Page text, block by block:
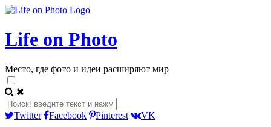
Life on Photo
Место, где фото и идеи расширяют мир
Twitter Facebook Pinterest
VK